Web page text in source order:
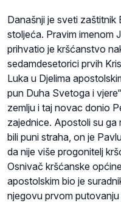
Današnji je sveti zaštitnik
stoljeća. Pravim imenom
prihvatio je kršćanstvo
sedamdesetorici prvih
Luka u Djelima
pun Duha Svetoga i
zemlju i taj novac donio
zajednice. Apostoli su ga
bili puni straha, on je
da nije više progonitelj
Osnivač kršćanske
apostolskim bio je
njegovu prvom